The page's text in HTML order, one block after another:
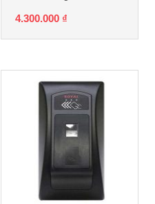
4.300.000 ₫